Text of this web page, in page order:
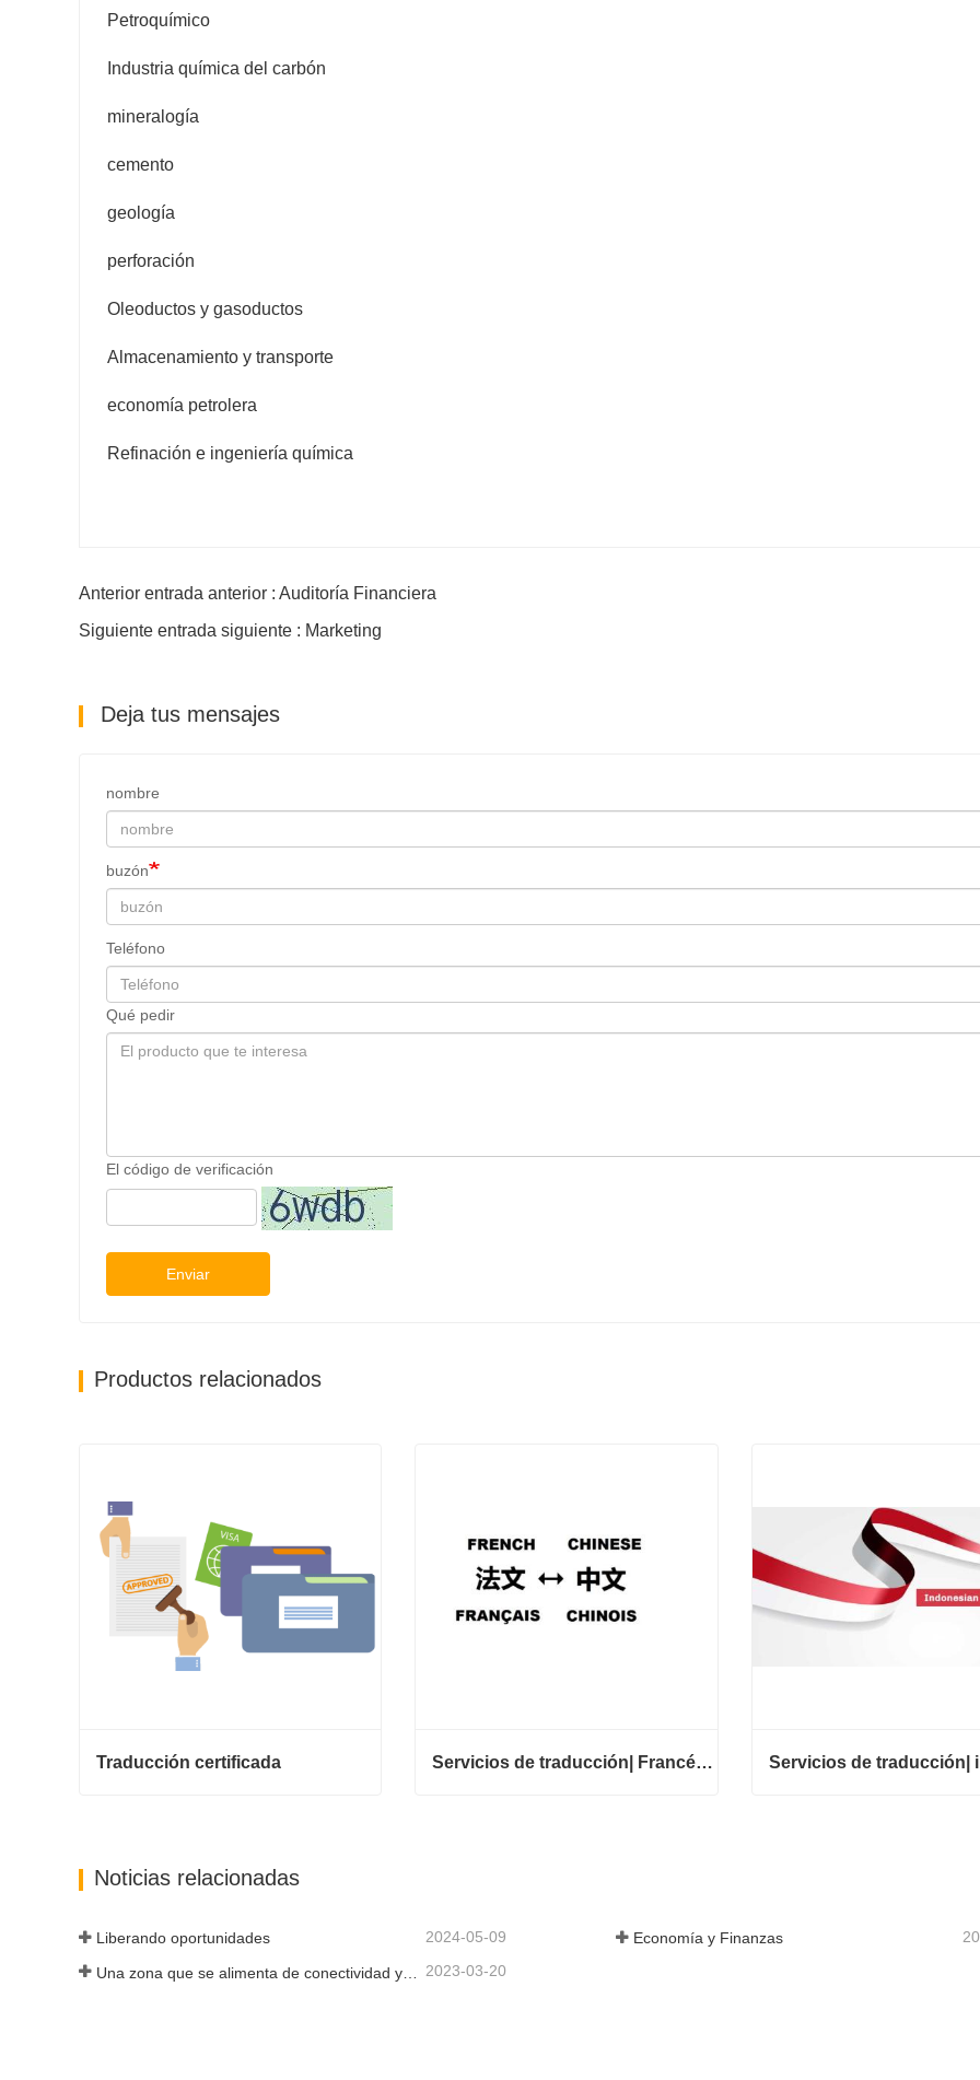
Petroquímico
Industria química del carbón
mineralogía
cemento
geología
perforación
Oleoductos y gasoductos
Almacenamiento y transporte
economía petrolera
Refinación e ingeniería química
Anterior entrada anterior : Auditoría Financiera
Siguiente entrada siguiente : Marketing
Deja tus mensajes
nombre
buzón
Teléfono
Qué pedir
El código de verificación
Enviar
Productos relacionados
Traducción certificada Servicios de traducción| Francés desde o hacia chino
Noticias relacionadas
Liberando oportunidades 2024-05-09 Economía y Finanzas
2023-03-20